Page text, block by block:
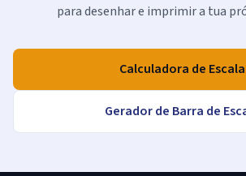
para desenhar e imprimir a tua
Calculadora de Escala
Gerador de Barra de